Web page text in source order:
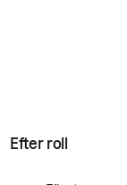
Efter roll